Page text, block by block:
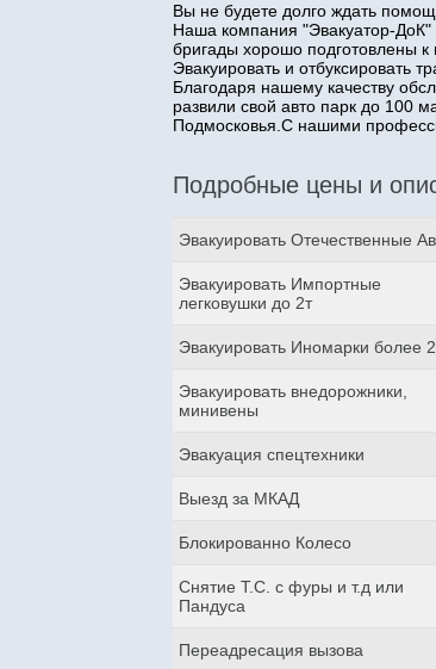
Вы не будете долго ждать
Наша компания "Эвакуатор-ДоК"
бригады хорошо подготовлены
Эвакуировать и отбуксировать
Благодаря нашему качеству
развили свой авто парк до 100
Подмосковья.С нашими
Подробные цены и
Эвакуировать Отечественные
Эвакуировать Импортные
легковушки до 2т
Эвакуировать Иномарки более
Эвакуировать внедорожники,
минивены
Эвакуация спецтехники
Выезд за МКАД
Блокированно Колесо
Снятие Т.С. с фуры и т.д или
Пандуса
Переадресация вызова